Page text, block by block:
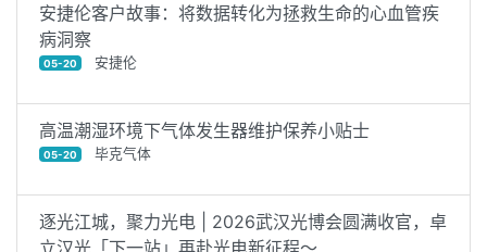
安捷伦客户故事：将数据转化为拯救生命的心血管疾
病洞察
05-20 安捷伦
高温潮湿环境下气体发生器维护保养小贴士
05-20 毕克气体
逐光江城，聚力光电 | 2026武汉光博会圆满收官，卓
立汉光「下一站」再赴光电新征程～